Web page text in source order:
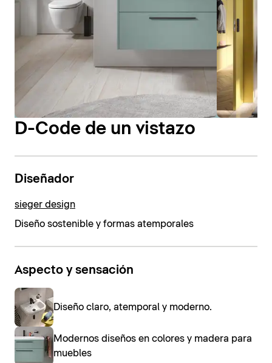
D-Code de un vistazo
Diseñador
sieger design
Diseño sostenible y formas atemporales
Aspecto y sensación
Diseño claro, atemporal y moderno.
Modernos diseños en colores y madera para
muebles